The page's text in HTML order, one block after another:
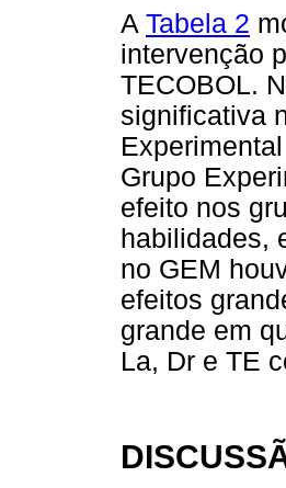
A Tabela 2
intervenção
TECOBOL.
significativa
Grupo
efeito nos
habilidades,
no GEM
efeitos
grande em
La, Dr e TE